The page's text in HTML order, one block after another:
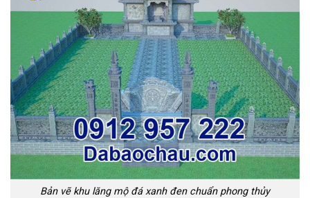
Bản vẽ khu lăng mộ đá xanh đen chuẩn phong thủy